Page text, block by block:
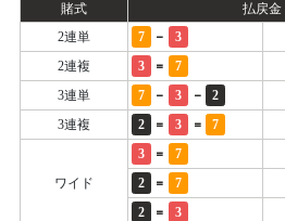
賭式 払戻金
2連単
7 - 3
2連複
3 = 7
3連単
7 - 3 - 2
3連複
2 = 3 = 7
ワイド
3 = 7
2
= 7
2
= 3